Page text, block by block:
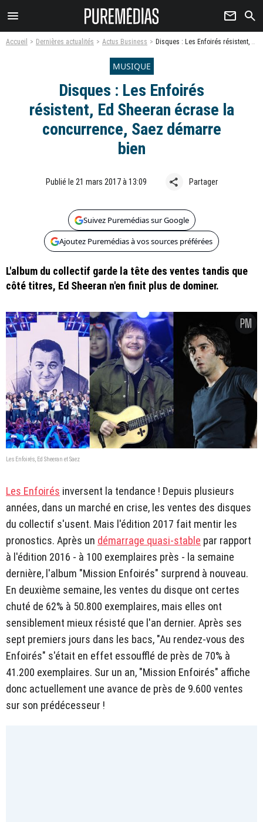
menu newsletter search
Accueil Dernières actualités Actus Business Disques : Les Enfoirés résistent, Ed Sheeran écrase la concurrence, Saez démarre bien
MUSIQUE
Disques : Les Enfoirés
résistent, Ed Sheeran écrase la
concurrence, Saez démarre
bien
Publié le 21 mars 2017 à 13:09 share Partager
Suivez Puremédias sur Google
Ajoutez Puremédias à vos sources préférées
L'album du collectif garde la tête des ventes tandis que
côté titres, Ed Sheeran n'en finit plus de dominer.
Les Enfoirés, Ed Sheeran et Saez
Les Enfoirés inversent la tendance ! Depuis plusieurs
années, dans un marché en crise, les ventes des disques
du collectif s'usent. Mais l'édition 2017 fait mentir les
pronostics. Après un démarrage quasi-stable par rapport
à l'édition 2016 - à 100 exemplaires près - la semaine
dernière, l'album "Mission Enfoirés" surprend à nouveau.
En deuxième semaine, les ventes du disque ont certes
chuté de 62% à 50.800 exemplaires, mais elles ont
sensiblement mieux résisté que l'an dernier. Après ses
sept premiers jours dans les bacs, "Au rendez-vous des
Enfoirés" s'était en effet essoufflé de près de 70% à
41.200 exemplaires. Sur un an, "Mission Enfoirés" affiche
donc actuellement une avance de près de 9.600 ventes
sur son prédécesseur !